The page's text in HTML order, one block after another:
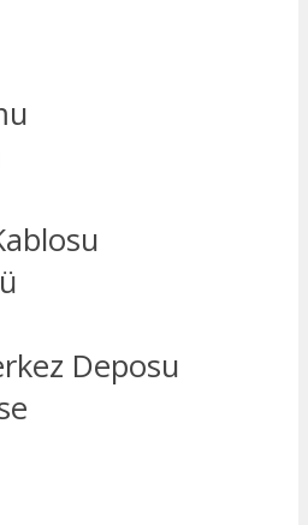
Deposu